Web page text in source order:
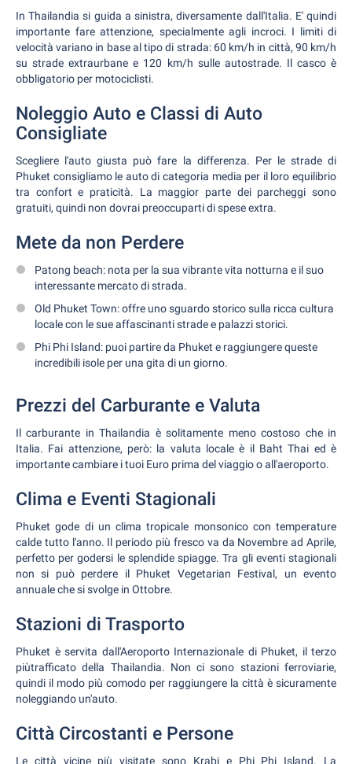
In Thailandia si guida a sinistra, diversamente dall'Italia. E' quindi
importante fare attenzione, specialmente agli incroci. I limiti di
velocità variano in base al tipo di strada: 60 km/h in città, 90 km/h
su strade extraurbane e 120 km/h sulle autostrade. Il casco è
obbligatorio per motociclisti.
Noleggio Auto e Classi di Auto
Consigliate
Scegliere l'auto giusta può fare la differenza. Per le strade di
Phuket consigliamo le auto di categoria media per il loro equilibrio
tra confort e praticità. La maggior parte dei parcheggi sono
gratuiti, quindi non dovrai preoccuparti di spese extra.
Mete da non Perdere
Patong beach: nota per la sua vibrante vita notturna e il suo
interessante mercato di strada.
Old Phuket Town: offre uno sguardo storico sulla ricca cultura
locale con le sue affascinanti strade e palazzi storici.
Phi Phi Island: puoi partire da Phuket e raggiungere queste
incredibili isole per una gita di un giorno.
Prezzi del Carburante e Valuta
Il carburante in Thailandia è solitamente meno costoso che in
Italia. Fai attenzione, però: la valuta locale è il Baht Thai ed è
importante cambiare i tuoi Euro prima del viaggio o all'aeroporto.
Clima e Eventi Stagionali
Phuket gode di un clima tropicale monsonico con temperature
calde tutto l'anno. Il periodo più fresco va da Novembre ad Aprile,
perfetto per godersi le splendide spiagge. Tra gli eventi stagionali
non si può perdere il Phuket Vegetarian Festival, un evento
annuale che si svolge in Ottobre.
Stazioni di Trasporto
Phuket è servita dall'Aeroporto Internazionale di Phuket, il terzo
piùtrafficato della Thailandia. Non ci sono stazioni ferroviarie,
quindi il modo più comodo per raggiungere la città è sicuramente
noleggiando un'auto.
Città Circostanti e Persone
Le città vicine più visitate sono Krabi e Phi Phi Island. La